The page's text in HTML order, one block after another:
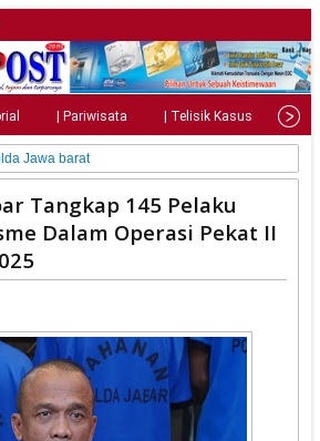
| Pariwisata | Telisik Kasus |
Jawa barat
Tangkap 145 Pelaku
Dalam Operasi Pekat II